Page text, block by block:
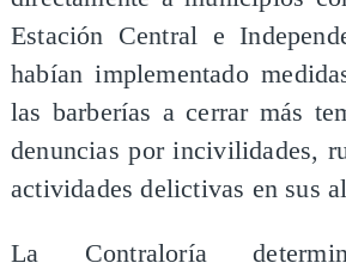
Estación Central e
habían implementado
las barberías a cerrar más
denuncias por incivilidades,
actividades delictivas en sus
La Contraloría